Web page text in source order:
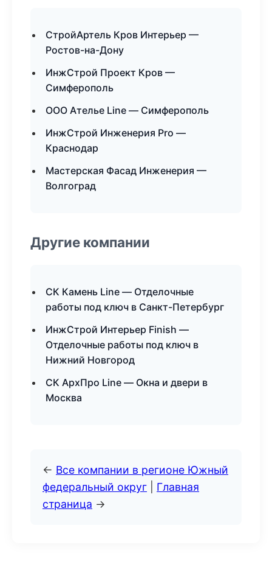
СтройАртель Кров Интерьер —
Ростов-на-Дону
ИнжСтрой Проект Кров —
Симферополь
ООО Ателье Line — Симферополь
ИнжСтрой Инженерия Pro —
Краснодар
Мастерская Фасад Инженерия —
Волгоград
Другие компании
СК Камень Line — Отделочные
работы под ключ в Санкт-Петербург
ИнжСтрой Интерьер Finish —
Отделочные работы под ключ в
Нижний Новгород
СК АрхПро Line — Окна и двери в
Москва
← Все компании в регионе Южный
федеральный округ
Главная
страница →